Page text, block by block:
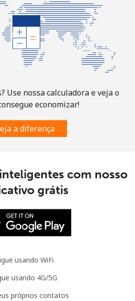
Use nossa calculadora e veja o
economizar!
a diferença
com nosso
grátis
usando WiFi
usando 4G/5G
próprios contatos